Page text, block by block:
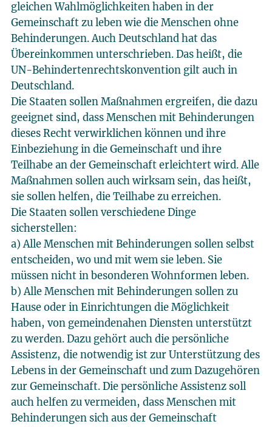
gleichen Wahlmöglichkeiten haben in der
Gemeinschaft zu leben wie die Menschen ohne
Behinderungen. Auch Deutschland hat das
Übereinkommen unterschrieben. Das heißt, die
UN-Behindertenrechtskonvention gilt auch in
Deutschland.
Die Staaten sollen Maßnahmen ergreifen, die dazu
geeignet sind, dass Menschen mit Behinderungen
dieses Recht verwirklichen können und ihre
Einbeziehung in die Gemeinschaft und ihre
Teilhabe an der Gemeinschaft erleichtert wird. Alle
Maßnahmen sollen auch wirksam sein, das heißt,
sie sollen helfen, die Teilhabe zu erreichen.
Die Staaten sollen verschiedene Dinge
sicherstellen:
a) Alle Menschen mit Behinderungen sollen selbst
entscheiden, wo und mit wem sie leben. Sie
müssen nicht in besonderen Wohnformen leben.
b) Alle Menschen mit Behinderungen sollen zu
Hause oder in Einrichtungen die Möglichkeit
haben, von gemeindenahen Diensten unterstützt
zu werden. Dazu gehört auch die persönliche
Assistenz, die notwendig ist zur Unterstützung des
Lebens in der Gemeinschaft und zum Dazugehören
zur Gemeinschaft. Die persönliche Assistenz soll
auch helfen zu vermeiden, dass Menschen mit
Behinderungen sich aus der Gemeinschaft